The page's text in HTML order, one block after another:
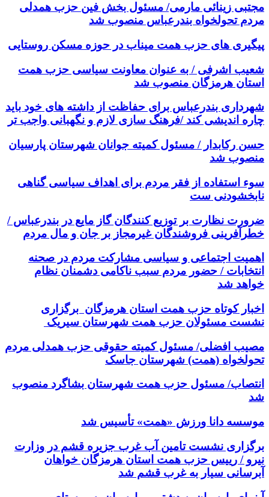
مجتبی زینائی مارمی/ مسئول بخش فین حزب همدلی
مردم تحولخواه بندرعباس منصوب شد
پیگیری های حزب همت میناب در حوزه مسکن روستایی
شعیب اشرفی / به عنوان معاونت سیاسی حزب همت
استان هرمزگان منصوب شد
شهرداری بندرعباس برای حفاظت از داشته های خود باید
چاره اندیشی کند /فرهنگ سازی لازم و نگهبانی واجب تر
حسن رکابدار / مسئول کمیته جوانان شهرستان پارسیان
منصوب شد
سوء استفاده از فقر مردم برای اهداف سیاسی گناهی
نابخشودنی ست
ضرورت نظارت بر توزیع کنندگان گاز مایع در بندرعباس /
خطرآفرینی فروشندگان غیرمجاز بر جان و مال مردم
اهمیت اجتماعی و سیاسی مشارکت مردم در صحنه
انتخابات / حضور مردم سبب ناکامی دشمنان نظام
خواهد شد
اخبار کوتاه حزب همت استان هرمزگان برگزاری
نشست مسئولان حزب همت شهرستان سیریک
مصیب افضلی/ مسئول کمیته حقوقی حزب همدلی مردم
تحولخواه (همت) شهرستان جاسک
انتصاب/ مسئول حزب همت شهرستان بشاگرد منصوب
شد
موسسه دانا ورزش «همت» تأسیس شد
برگزاری نشست تامین آب غرب جزیره قشم در وزارت
نیرو / رییس حزب همت استان هرمزگان خواهان
آبرسانی سیار به غرب قشم شد